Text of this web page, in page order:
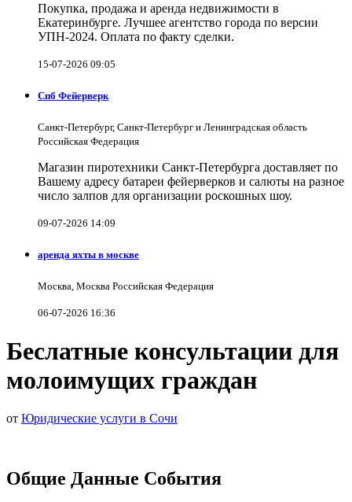
Покупка, продажа и аренда недвижимости в
Екатеринбурге. Лучшее агентство города по версии
УПН-2024. Оплата по факту сделки.
15-07-2026 09:05
Спб Фейерверк
Санкт-Петербург, Санкт-Петербург и Ленинградская область
Российская Федерация
Магазин пиротехники Санкт-Петербурга доставляет по
Вашему адресу батареи фейерверков и салюты на разное
число залпов для организации роскошных шоу.
09-07-2026 14:09
аренда яхты в москве
Москва, Москва Российская Федерация
06-07-2026 16:36
Беслатные консультации для
молоимущих граждан
от Юридические услуги в Сочи
Общие Данные События